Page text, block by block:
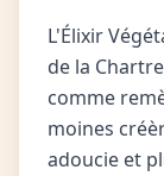
L'Élixir
de la
comme
moines
adoucie et